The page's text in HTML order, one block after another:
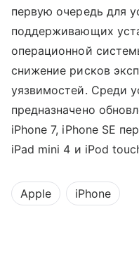
первую очередь для
поддерживающих
операционной
снижение рисков
уязвимостей. Среди
предназначено
iPhone 7, iPhone SE
iPad mini 4 и iPod
Apple iPhone